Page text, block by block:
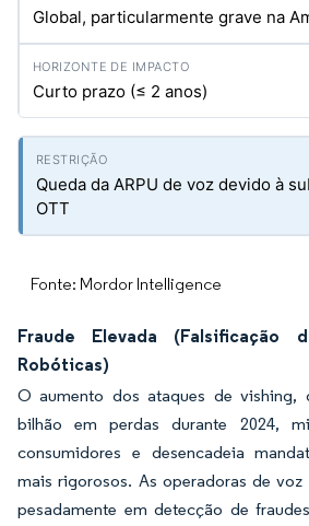
Global, particularmente grave na
Curto prazo (≤ 2 anos)
Queda da ARPU de voz devido à
OTT
Fonte: Mordor Intelligence
Fraude Elevada (Falsificação
Robóticas)
O aumento dos ataques de vishing,
bilhão em perdas durante 2024,
consumidores e desencadeia
mais rigorosos. As operadoras de
pesadamente em detecção de